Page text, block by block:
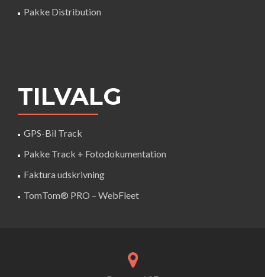
Pakke Distribution
TILVALG
GPS-Bil Track
Pakke Track + Fotodokumentation
Faktura udskrivning
TomTom® PRO – WebFleet